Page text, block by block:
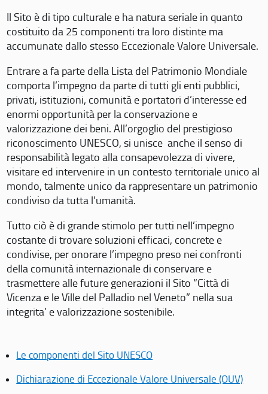
Il Sito è di tipo culturale e ha natura seriale in quanto
costituito da 25 componenti tra loro distinte ma
accumunate dallo stesso Eccezionale Valore Universale.
Entrare a fa parte della Lista del Patrimonio Mondiale
comporta l’impegno da parte di tutti gli enti pubblici,
privati, istituzioni, comunità e portatori d’interesse ed
enormi opportunità per la conservazione e
valorizzazione dei beni. All’orgoglio del prestigioso
riconoscimento UNESCO, si unisce anche il senso di
responsabilità legato alla consapevolezza di vivere,
visitare ed intervenire in un contesto territoriale unico al
mondo, talmente unico da rappresentare un patrimonio
condiviso da tutta l’umanità.
Tutto ciò è di grande stimolo per tutti nell’impegno
costante di trovare soluzioni efficaci, concrete e
condivise, per onorare l’impegno preso nei confronti
della comunità internazionale di conservare e
trasmettere alle future generazioni il Sito “Città di
Vicenza e le Ville del Palladio nel Veneto” nella sua
integrita’ e valorizzazione sostenibile.
Le componenti del Sito UNESCO
Dichiarazione di Eccezionale Valore Universale (OUV)